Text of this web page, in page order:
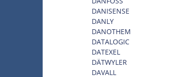
DANISENSE
DANLY
DANOTHEM
DATALOGIC
DATEXEL
DÄTWYLER
DAVALL